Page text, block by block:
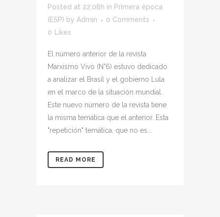
Posted at 22:08h in Primera época
(ESP) by Admin
0 Comments
0
Likes
El número anterior de la revista
Marxismo Vivo (N°6) estuvo dedicado
a analizar el Brasil y el gobierno Lula
en el marco de la situación mundial.
Este nuevo número de la revista tiene
la misma temática que el anterior. Esta
"repetición" temática, que no es...
READ MORE